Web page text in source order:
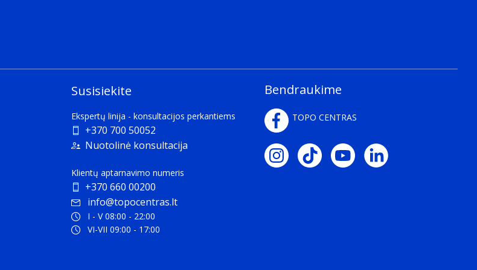
Susisiekite
Ekspertų linija - konsultacijos perkantiems
+370 700 50052
Nuotolinė konsultacija
Klientų aptarnavimo numeris
+370 660 00200
info@topocentras.lt
I - V 08:00 - 22:00
VI-VII 09:00 - 17:00
Bendraukime
TOPO CENTRAS